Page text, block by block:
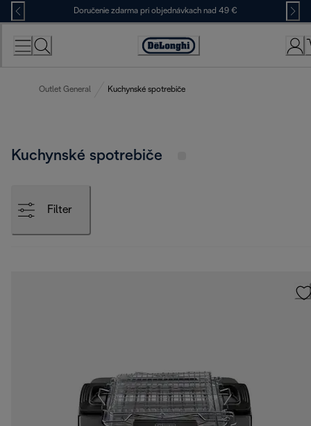
Skip
to
Content
Doručenie zdarma pri objednávkach nad 49 €
Accessibility
Outlet General Kuchynské spotrebiče
Kuchynské spotrebiče
Filter